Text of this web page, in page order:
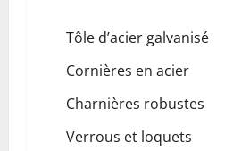
Tôle d’acier galvanisé
Cornières en acier
Charnières robustes
Verrous et loquets